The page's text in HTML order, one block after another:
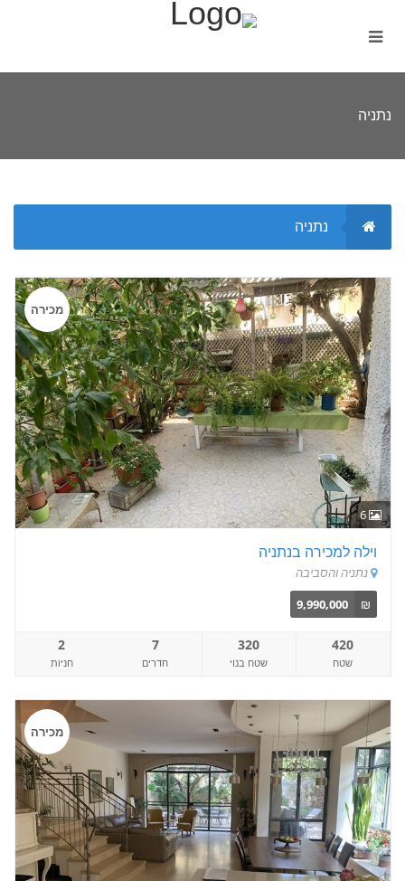
נתניה
נתניה
6
מכירה
וילה למכירה בנתניה
נתניה והסביבה
₪
9,990,000
420
שטח
320
שטח בנוי
7
חדרים
2
חניות
מכירה